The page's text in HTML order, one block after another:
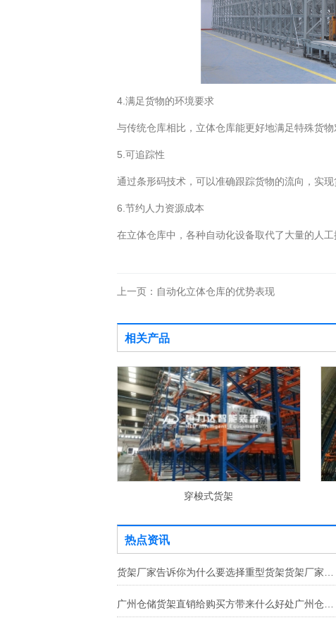
4.满足货物的环境要求
与传统仓库相比，立体仓库能更好地满足特殊货
5.可追踪性
通过条形码技术，可以准确跟踪货物的流向，实现
6.节约人力资源成本
在立体仓库中，各种自动化设备取代了大量的人工
上一页： 自动化立体仓库的优势表现
相关产品
穿梭式货架
热点资讯